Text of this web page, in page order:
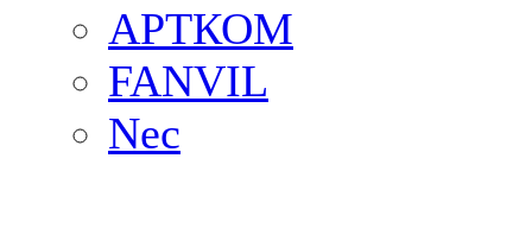
АРТКОМ
FANVIL
Nec